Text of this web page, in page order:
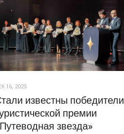
16, 2025
известны победители
премии
звезда»